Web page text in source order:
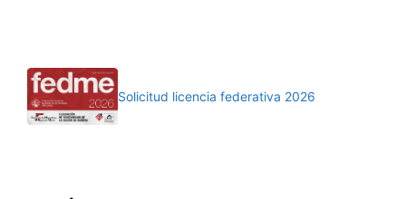
Solicitud licencia federativa 2026